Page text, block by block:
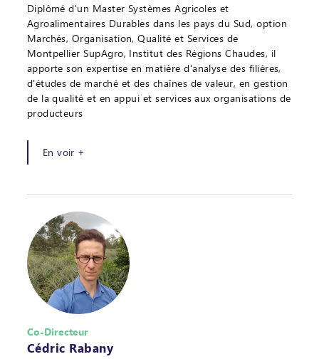
Diplômé d'un Master Systèmes Agricoles et
Agroalimentaires Durables dans les pays du Sud, option
Marchés, Organisation, Qualité et Services de
Montpellier SupAgro, Institut des Régions Chaudes, il
apporte son expertise en matière d'analyse des filières,
d'études de marché et des chaînes de valeur, en gestion
de la qualité et en appui et services aux organisations de
producteurs
En voir +
Co-Directeur
Cédric Rabany